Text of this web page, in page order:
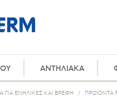
ΑΝΤΗΛΙΑΚΑ
ΕΝΗΛΙΚΕΣ ΚΑΙ ΒΡΕΦΗ / ΠΡΟΪΟΝΤΑ